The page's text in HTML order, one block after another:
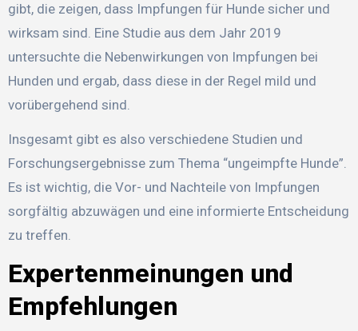
gibt, die zeigen, dass Impfungen für Hunde sicher und
wirksam sind. Eine Studie aus dem Jahr 2019
untersuchte die Nebenwirkungen von Impfungen bei
Hunden und ergab, dass diese in der Regel mild und
vorübergehend sind.
Insgesamt gibt es also verschiedene Studien und
Forschungsergebnisse zum Thema “ungeimpfte Hunde”.
Es ist wichtig, die Vor- und Nachteile von Impfungen
sorgfältig abzuwägen und eine informierte Entscheidung
zu treffen.
Expertenmeinungen und
Empfehlungen